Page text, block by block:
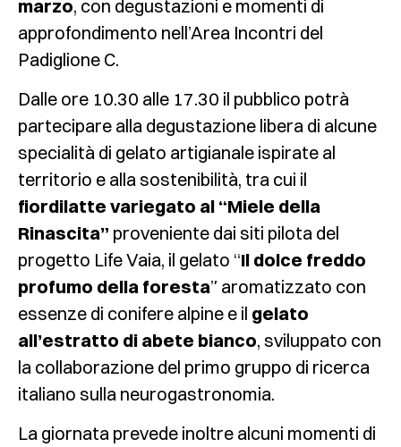
marzo, con degustazioni e momenti di
approfondimento nell’Area Incontri del
Padiglione C.
Dalle ore 10.30 alle 17.30 il pubblico potrà
partecipare alla degustazione libera di alcune
specialità di gelato artigianale ispirate al
territorio e alla sostenibilità, tra cui il
fiordilatte variegato al “Miele della
Rinascita” proveniente dai siti pilota del
progetto Life Vaia, il gelato “Il dolce freddo
profumo della foresta” aromatizzato con
essenze di conifere alpine e il gelato
all’estratto di abete bianco, sviluppato con
la collaborazione del primo gruppo di ricerca
italiano sulla neurogastronomia.
La giornata prevede inoltre alcuni momenti di